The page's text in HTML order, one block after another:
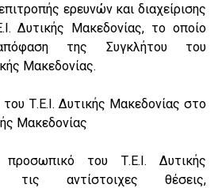
ερευνών και διαχείρισης
Δυτικής Μακεδονίας, το οποίο
της Συγκλήτου του
Μακεδονίας.
Τ.Ε.Ι. Δυτικής Μακεδονίας στο
Μακεδονίας
του Τ.Ε.Ι. Δυτικής
αντίστοιχες θέσεις,